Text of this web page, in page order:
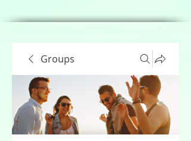
Groups